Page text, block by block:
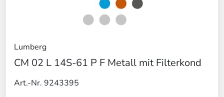
Lumberg
CM 02 L 14S-61 P F Metall mit Filterkond
Art.-Nr. 9243395